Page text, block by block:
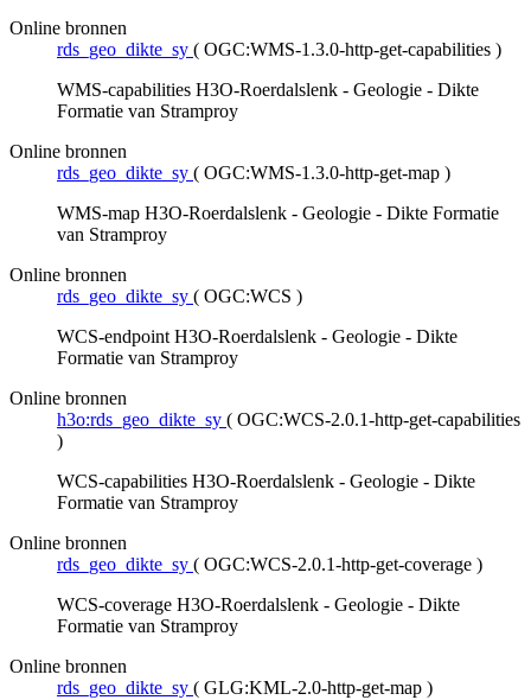
Online bronnen
rds_geo_dikte_sy ( OGC:WMS-1.3.0-http-get-capabilities )
WMS-capabilities H3O-Roerdalslenk - Geologie - Dikte
Formatie van Stramproy
Online bronnen
rds_geo_dikte_sy ( OGC:WMS-1.3.0-http-get-map )
WMS-map H3O-Roerdalslenk - Geologie - Dikte Formatie
van Stramproy
Online bronnen
rds_geo_dikte_sy ( OGC:WCS )
WCS-endpoint H3O-Roerdalslenk - Geologie - Dikte
Formatie van Stramproy
Online bronnen
h3o:rds_geo_dikte_sy ( OGC:WCS-2.0.1-http-get-capabilities
)
WCS-capabilities H3O-Roerdalslenk - Geologie - Dikte
Formatie van Stramproy
Online bronnen
rds_geo_dikte_sy ( OGC:WCS-2.0.1-http-get-coverage )
WCS-coverage H3O-Roerdalslenk - Geologie - Dikte
Formatie van Stramproy
Online bronnen
rds_geo_dikte_sy ( GLG:KML-2.0-http-get-map )